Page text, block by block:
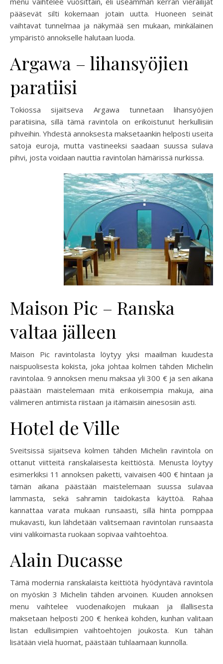
pääsevät silti kokemaan jotain uutta. Huoneen seinät
vaihtavat tunnelmaa ja näkymää sen mukaan, minkälainen
ympäristö annokselle halutaan luoda.
Argawa – lihansyöjien
paratiisi
Tokiossa sijaitseva Argawa tunnetaan lihansyöjien
paratiisina, sillä tämä ravintola on erikoistunut herkullisiin
pihveihin. Yhdestä annoksesta maksetaankin helposti useita
satoja euroja, mutta vastineeksi saadaan suussa sulava
pihvi, josta voidaan nauttia ravintolan hämärissä nurkissa.
Maison Pic – Ranska
valtaa jälleen
Maison Pic ravintolasta löytyy yksi maailman kuudesta
naispuolisesta kokista, joka johtaa kolmen tähden Michelin
ravintolaa. 9 annoksen menu maksaa yli 300 € ja sen aikana
päästään maistelemaan mitä erikoisempia makuja, aina
välimeren antimista riistaan ja itämaisiin ainesosiin asti.
Hotel de Ville
Sveitsissä sijaitseva kolmen tähden Michelin ravintola on
ottanut viitteitä ranskalaisesta keittiöstä. Menusta löytyy
esimerkiksi 11 annoksen paketti, vaivaisen 400 € hintaan ja
tämän aikana päästään maistelemaan suussa sulavaa
lammasta, sekä sahramin taidokasta käyttöä. Rahaa
kannattaa varata mukaan runsaasti, sillä hinta pomppaa
mukavasti, kun lähdetään valitsemaan ravintolan runsaasta
viini valikoimasta ruokaan sopivaa vaihtoehtoa.
Alain Ducasse
Tämä modernia ranskalaista keittiötä hyödyntävä ravintola
on myöskin 3 Michelin tähden arvoinen. Kuuden annoksen
menu vaihtelee vuodenaikojen mukaan ja illallisesta
maksetaan helposti 200 € henkeä kohden, kunhan valitaan
listan edullisimpien vaihtoehtojen joukosta. Kun tähän
lisätään vielä huomat, päästään tuhlaamaan kunnolla.